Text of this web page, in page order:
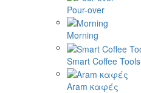
Pour-over
Morning
Smart Coffee Tools
Aram καφές